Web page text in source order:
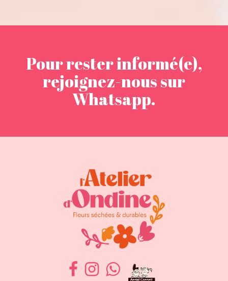
Pour rester informé(e),
rejoignez-nous sur
Whatsapp.